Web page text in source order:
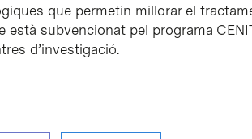
que permetin millorar el
està subvencionat pel programa
d’investigació.